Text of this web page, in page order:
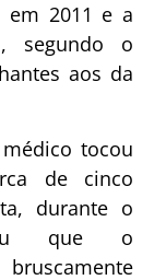
em 2011 e a
segundo o
aos da
tocou
de cinco
durante o
que o